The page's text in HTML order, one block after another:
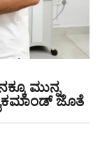
ಮುನ್ನ
ಜೊತೆ